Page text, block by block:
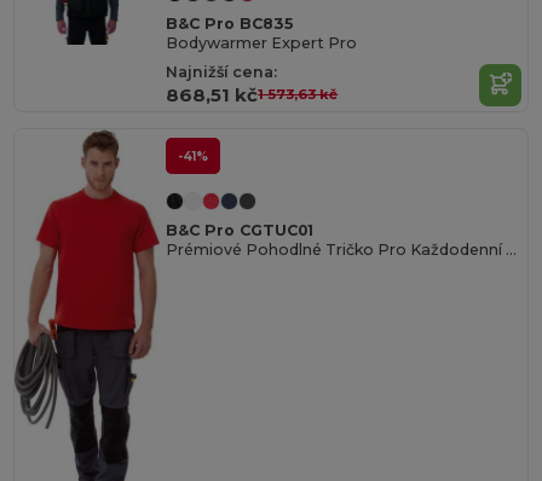
B&C Pro BC835
Bodywarmer Expert Pro
Najnižší cena:
868,51 kč1 573,63 kč
-41%
B&C Pro CGTUC01
Prémiové Pohodlné Tričko Pro Každodenní Nošení